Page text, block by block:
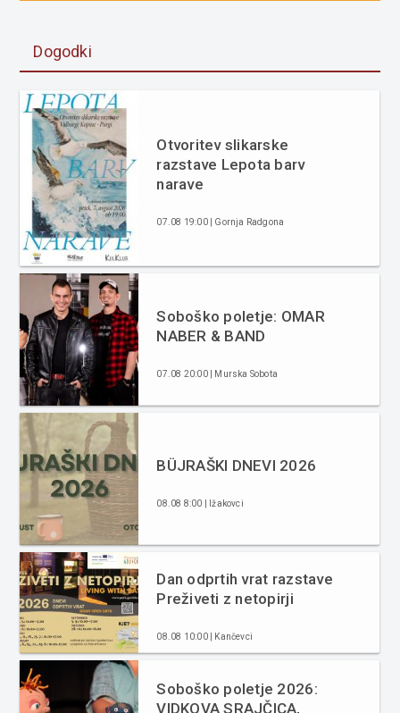
Dogodki
Otvoritev slikarske
razstave Lepota barv
narave
07.08 19:00 | Gornja Radgona
Soboško poletje: OMAR
NABER & BAND
07.08 20:00 | Murska Sobota
BÜJRAŠKI DNEVI 2026
08.08 8:00 | Ižakovci
Dan odprtih vrat razstave
Preživeti z netopirji
08.08 10:00 | Kančevci
Soboško poletje 2026:
VIDKOVA SRAJČICA,